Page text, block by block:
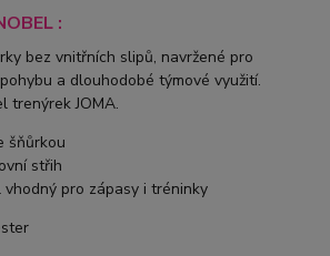
:
bez vnitřních slipů, navržené pro
a dlouhodobé týmové využití.
trenýrek JOMA.
šňůrkou
střih
pro zápasy i tréninky